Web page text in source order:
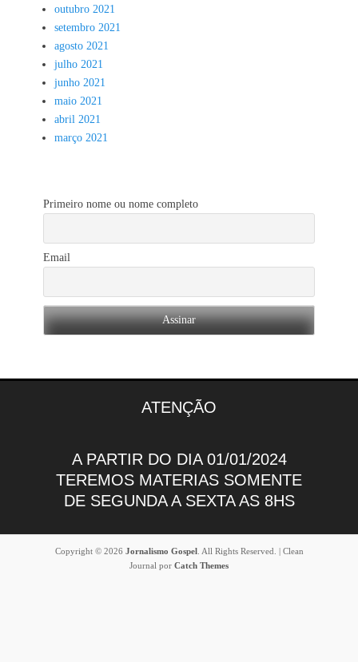
outubro 2021
setembro 2021
agosto 2021
julho 2021
junho 2021
maio 2021
abril 2021
março 2021
Primeiro nome ou nome completo
Email
ATENÇÃO
A PARTIR DO DIA 01/01/2024
TEREMOS MATERIAS SOMENTE
DE SEGUNDA A SEXTA AS 8HS
Copyright © 2026 Jornalismo Gospel
. All Rights Reserved. | Clean
Journal por Catch Themes